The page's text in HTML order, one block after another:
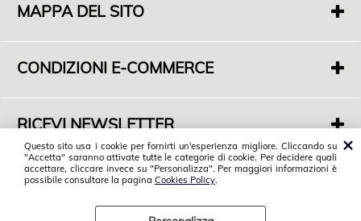
Questo sito usa i cookie per fornirti un'esperienza migliore. Cliccando su
"Accetta" saranno attivate tutte le categorie di cookie. Per decidere quali
accettare, cliccare invece su "Personalizza". Per maggiori informazioni è
possibile consultare la pagina Cookies Policy.
S.Legale: Via Casal dell'Abete 16
Sede Commerciale: S.P. Monterozzi Marina Snc
Angolo Via F. De Cesaris - 01016 Tarquinia (VT)
MAPPA DEL SITO
Servizi
Contatti
CONDIZIONI E-COMMERCE
Privacy Policy
Cookies Policy
Postvendita
RICEVI NEWSLETTER
Vuoi tenerti informato sulle nostre novità?
Iscriviti alla nostra Newsletter
© 2018 Gruppo Iacomini. Tutti i diritti riservati.